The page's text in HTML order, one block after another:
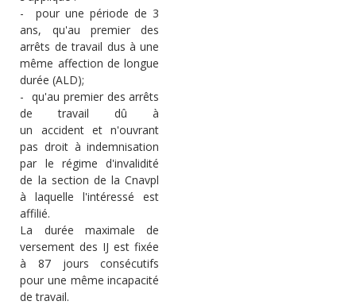
- pour une période de 3
ans, qu'aupremier des
arrêts de travail dus à une
même affection de longue
durée (ALD);
-qu'au premier des arrêts
de travail dû à
un accidentet n'ouvrant
pas droit à indemnisation
par le régime d'invalidité
de la section de la Cnavpl
à laquelle l'intéressé est
affilié.
La durée maximale de
versement des IJ est fixée
à 87 jours consécutifs
pour une même incapacité
de travail.